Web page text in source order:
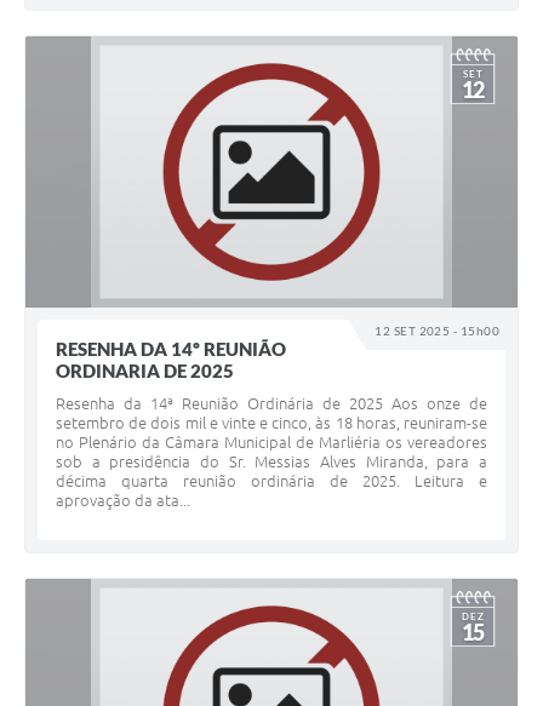
12 SET 2025 - 15h00
SET
12
RESENHA DA 14º REUNIÃO
ORDINARIA DE 2025
Resenha da 14ª Reunião Ordinária de 2025 Aos onze de
setembro de dois mil e vinte e cinco, às 18 horas, reuniram-se
no Plenário da Câmara Municipal de Marliéria os vereadores
sob a presidência do Sr. Messias Alves Miranda, para a
décima quarta reunião ordinária de 2025. Leitura e
aprovação da ata...
DEZ
15